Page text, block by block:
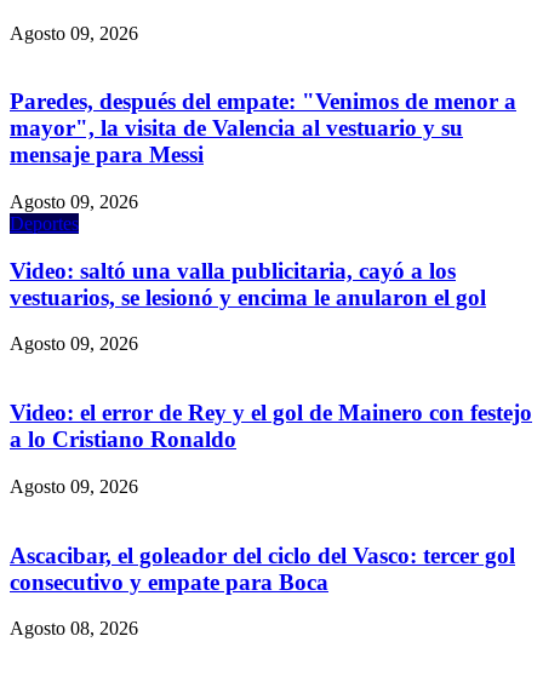
Agosto 09, 2026
Paredes, después del empate: "Venimos de menor a
mayor", la visita de Valencia al vestuario y su
mensaje para Messi
Agosto 09, 2026
Deportes
Video: saltó una valla publicitaria, cayó a los
vestuarios, se lesionó y encima le anularon el gol
Agosto 09, 2026
Video: el error de Rey y el gol de Mainero con festejo
a lo Cristiano Ronaldo
Agosto 09, 2026
Ascacibar, el goleador del ciclo del Vasco: tercer gol
consecutivo y empate para Boca
Agosto 08, 2026